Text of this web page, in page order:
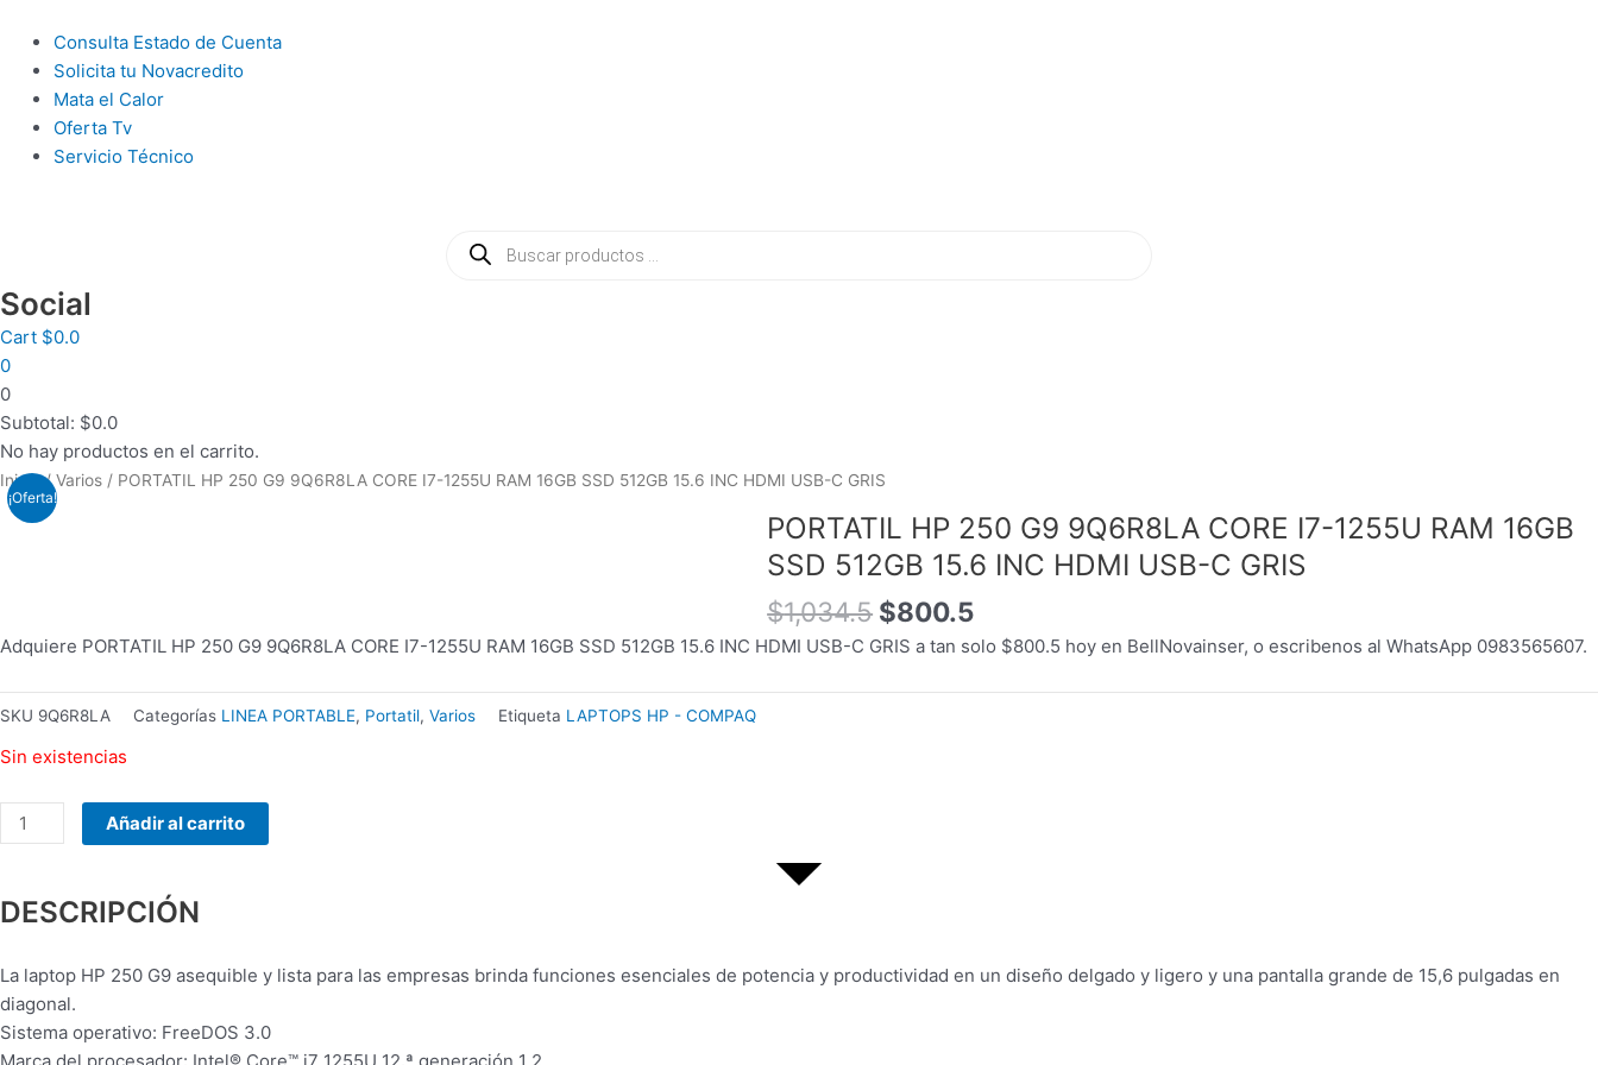
contenido
Main
Menu
Consulta Estado de Cuenta
Solicita tu Novacredito
Mata el Calor
Oferta Tv
Servicio Técnico
productos
Social
Cart $0.0
0
0
Subtotal: $0.0
No hay productos en el carrito.
Inicio/Varios / PORTATIL HP 250 G9 9Q6R8LA CORE I7-1255U RAM 16GB SSD 512GB 15.6 INC HDMI USB-C GRIS
¡Oferta!
PORTATIL HP 250 G9 9Q6R8LA CORE I7-1255U RAM 16GB
SSD 512GB 15.6 INC HDMI USB-C GRIS
$1,034.5
El
original
era:
$1,034.5.
$800.5
actual
es:
Adquiere PORTATIL HP 250 G9 9Q6R8LA CORE I7-1255U RAM 16GB SSD 512GB 15.6 INC HDMI USB-C GRIS a tan solo $800.5 hoy en BellNovainser, o escribenos al WhatsApp 0983565607.
SKU 9Q6R8LA Categorías LINEA PORTABLE, Portatil, Varios Etiqueta LAPTOPS HP - COMPAQ
Sin existencias
COMBO
TECLADO/MOUSE
Añadir al carrito
DESCRIPCIÓN
La laptop HP 250 G9 asequible y lista para las empresas brinda funciones esenciales de potencia y productividad en un diseño delgado y ligero y una pantalla grande de 15,6 pulgadas en
diagonal.
Sistema operativo: FreeDOS 3.0